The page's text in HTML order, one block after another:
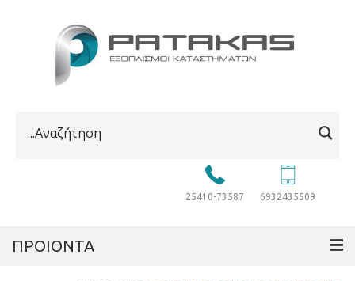
25410-73587 6932435509
ΠΡΟΙΟΝΤΑ